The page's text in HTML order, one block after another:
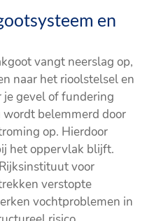
en
vangt neerslag op,
naar het rioolstelsel en
gevel of fundering
belemmerd door
op. Hierdoor
het oppervlak blijft.
voor
verstopte
vochtproblemen in